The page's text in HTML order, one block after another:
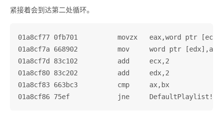
紧接着会到达第二处循环。
01a8cf77 0fb701          movzx   eax,word ptr [ecx]
01a8cf7a 668902          mov     word ptr [edx],ax
01a8cf7d 83c102          add     ecx,2
01a8cf80 83c202          add     edx,2
01a8cf83 663bc3          cmp     ax,bx